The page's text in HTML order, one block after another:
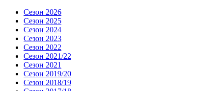
Сезон 2026
Сезон 2025
Сезон 2024
Сезон 2023
Сезон 2022
Сезон 2021/22
Сезон 2021
Сезон 2019/20
Сезон 2018/19